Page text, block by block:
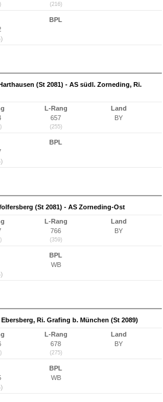
(216)
BPL
(St 2081) - AS südl. Zorneding, Ri.
L-Rang
657
(255)
Land
BY
BPL
(St 2081) - AS Zorneding-Ost
L-Rang
766
(359)
Land
BY
BPL
WB
Ri. Grafing b. München (St 2089)
L-Rang
678
(275)
Land
BY
BPL
WB